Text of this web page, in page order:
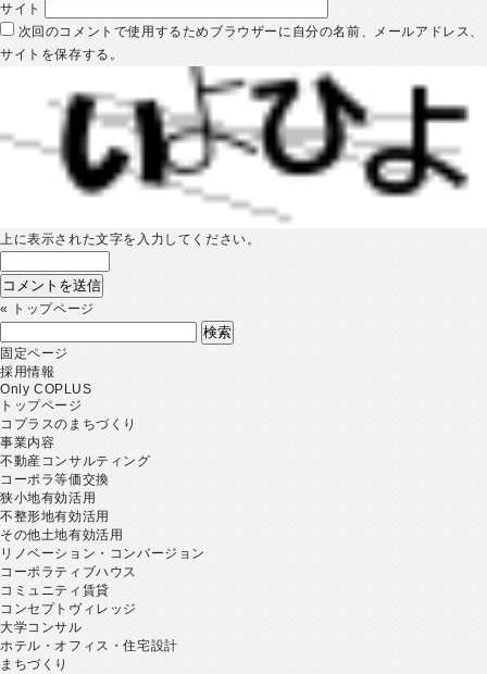
サイト
次回のコメントで使用するためブラウザーに自分の名前、メールアドレス、
サイトを保存する。
上に表示された文字を入力してください。
«
トップページ
索:
固定ページ
採用情報
Only COPLUS
トップページ
コプラスのまちづくり
事業内容
不動産コンサルティング
コーポラ等価交換
狭小地有効活用
不整形地有効活用
その他土地有効活用
リノベーション・コンバージョン
コーポラティブハウス
コミュニティ賃貸
コンセプトヴィレッジ
大学コンサル
ホテル・オフィス・住宅設計
まちづくり